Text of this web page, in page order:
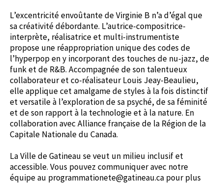
L’excentricité envoûtante de Virginie B n’a d’égal que
sa créativité débordante. L’autrice-compositrice-
interprète, réalisatrice et multi-instrumentiste
propose une réappropriation unique des codes de
l’hyperpop en y incorporant des touches de nu-jazz, de
funk et de R&B. Accompagnée de son talentueux
collaborateur et co-réalisateur Louis Jeay-Beaulieu,
elle applique cet amalgame de styles à la fois distinctif
et versatile à l’exploration de sa psyché, de sa féminité
et de son rapport à la technologie et à la nature. En
collaboration avec Alliance française de la Région de la
Capitale Nationale du Canada.
La Ville de Gatineau se veut un milieu inclusif et
accessible. Vous pouvez communiquer avec notre
équipe au programmationete@gatineau.ca pour plus